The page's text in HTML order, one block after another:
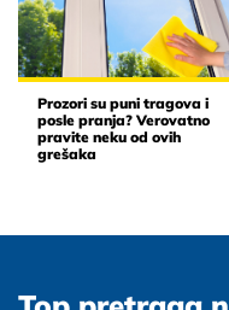
Prozori su puni tragova i
posle pranja? Verovatno
pravite neku od ovih
grešaka